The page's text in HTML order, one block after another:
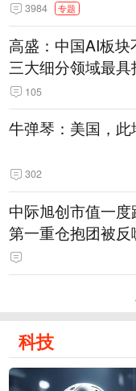
师”等称号
3984 专题
高盛：中国AI板
三大细分领域最具
105
牛弹琴：美国，
302
中际旭创市值一
第一重仓抱团被
海外存压力
科技